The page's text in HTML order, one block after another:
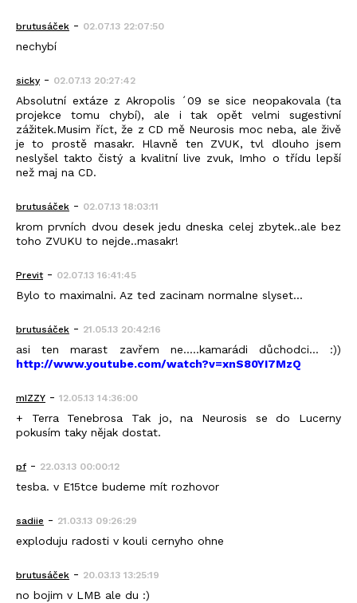
brutusáček - 02.07.13 22:07:50
nechybí
sicky - 02.07.13 20:27:42
Absolutní extáze z Akropolis ´09 se sice neopakovala (ta
projekce tomu chybí), ale i tak opět velmi sugestivní
zážitek.Musim říct, že z CD mě Neurosis moc neba, ale živě
je to prostě masakr. Hlavně ten ZVUK, tvl dlouho jsem
neslyšel takto čistý a kvalitní live zvuk, Imho o třídu lepší
než maj na CD.
brutusáček - 02.07.13 18:03:11
krom prvních dvou desek jedu dneska celej zbytek..ale bez
toho ZVUKU to nejde..masakr!
Previt- 02.07.13 16:41:45
Bylo to maximalni. Az ted zacinam normalne slyset...
brutusáček - 21.05.13 20:42:16
asi ten marast zavřem ne.....kamarádi důchodci... :))
http://www.youtube.com/watch?v=xnS80YI7MzQ
mIZZY - 12.05.13 14:36:00
+ Terra Tenebrosa Tak jo, na Neurosis se do Lucerny
pokusím taky nějak dostat.
pf - 22.03.13 00:00:12
tesba. v E15tce budeme mít rozhovor
sadiie - 21.03.13 09:26:29
exploduju radosti v kouli cernyho ohne
brutusáček - 20.03.13 13:25:19
no bojim v LMB ale du :)